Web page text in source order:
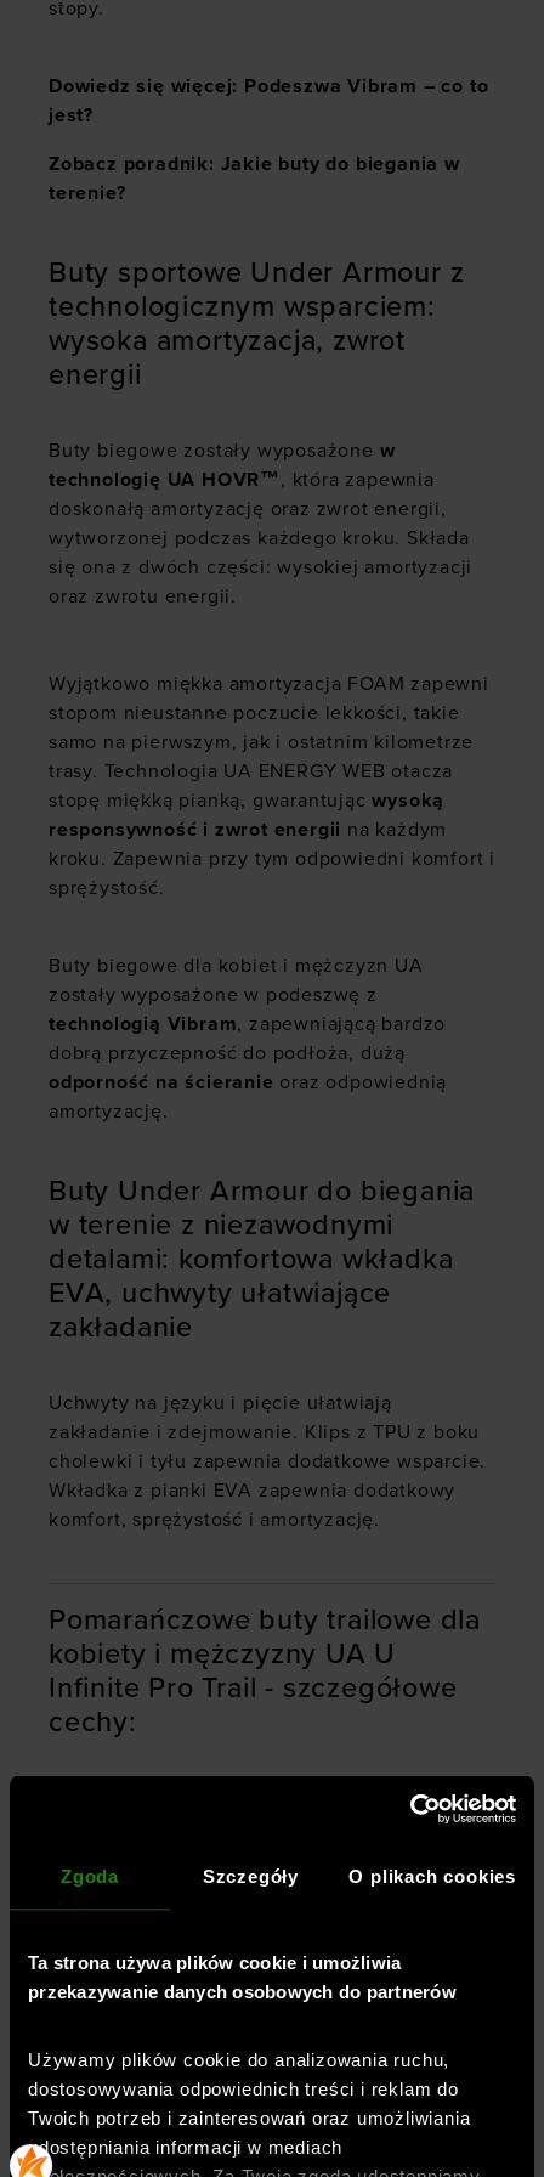
Zgoda Szczegóły O plikach cookies
Ta strona używa plików cookie i umożliwia
przekazywanie danych osobowych do partnerów
Używamy plików cookie do analizowania ruchu,
dostosowywania odpowiednich treści i reklam do
Twoich potrzeb i zainteresowań oraz umożliwiania
udostępniania informacji w mediach
stopy.
Dowiedz się więcej: Podeszwa Vibram – co to
jest?
Zobacz poradnik: Jakie buty do biegania w
terenie?
Buty sportowe Under Armour z
technologicznym wsparciem:
wysoka amortyzacja, zwrot
energii
Buty biegowe zostały wyposażone w
technologię UA HOVR™ , która zapewnia
doskonałą amortyzację oraz zwrot energii,
wytworzonej podczas każdego kroku. Składa
się ona z dwóch części: wysokiej amortyzacji
oraz zwrotu energii.
Wyjątkowo miękka amortyzacja FOAM zapewni
stopom nieustanne poczucie lekkości, takie
samo na pierwszym, jak i ostatnim kilometrze
trasy. Technologia UA ENERGY WEB otacza
stopę miękką pianką, gwarantującwysoką
responsywność i zwrot energii na każdym
kroku. Zapewnia przy tym odpowiedni komfort i
sprężystość.
Buty biegowe dla kobiet i mężczyzn UA
zostały wyposażone w podeszwę z
technologią Vibram, zapewniającą bardzo
dobrą przyczepność do podłoża, dużą
odporność na ścieranie oraz odpowiednią
amortyzację.
Buty Under Armour do biegania
w terenie z niezawodnymi
detalami: komfortowa wkładka
EVA, uchwyty ułatwiające
zakładanie
Uchwyty na języku i pięcie ułatwiają
zakładanie i zdejmowanie. Klips z TPU z boku
cholewki i tyłu zapewnia dodatkowe wsparcie.
Wkładka z pianki EVA zapewnia dodatkowy
komfort, sprężystość i amortyzację.
Pomarańczowe buty trailowe dla
kobiety i mężczyzny UA U
Infinite Pro Trail - szczegółowe
cechy:
buty przeznaczone do biegania w terenie
zapewnia wygodę oraz odpowiednią
wentylację stopy
boczny klips z TPU dla dodatkowego
wsparcia
miękka, amortyzująca wkładka z pianki